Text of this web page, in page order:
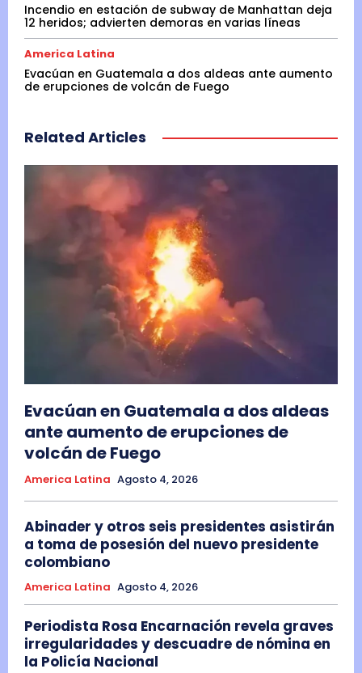
Incendio en estación de subway de Manhattan deja
12 heridos; advierten demoras en varias líneas
America Latina
Evacúan en Guatemala a dos aldeas ante aumento
de erupciones de volcán de Fuego
Related Articles
Evacúan en Guatemala a dos aldeas
ante aumento de erupciones de
volcán de Fuego
America Latina Agosto 4, 2026
Abinader y otros seis presidentes asistirán
a toma de posesión del nuevo presidente
colombiano
America Latina Agosto 4, 2026
Periodista Rosa Encarnación revela graves
irregularidades y descuadre de nómina en
la Policía Nacional